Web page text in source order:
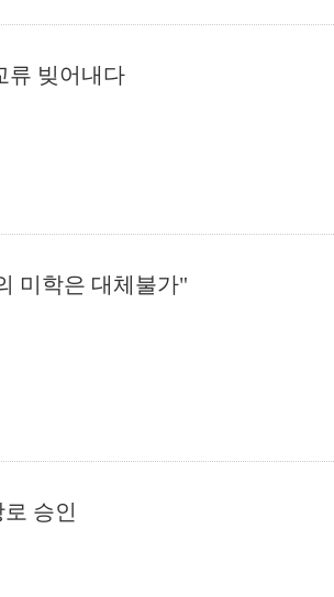
류 빚어내다
미학은 대체불가"
승인